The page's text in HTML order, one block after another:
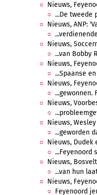
Nieuws,
...De tweede
Nieuws, ANP:
Nieuws,
...van Bobby
Nieuws,
...Spaanse
Nieuws,
...gewonnen.
Nieuws,
Nieuws,
...geworden
Nieuws, Dudek
...Feyenoord
Nieuws,
...van hun
Nieuws,
Feyenoord